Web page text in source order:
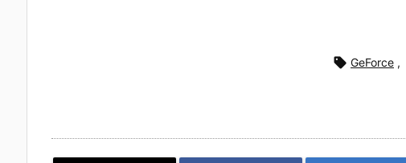
 GeForce ,